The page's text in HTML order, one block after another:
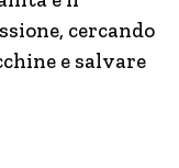
cercando
e salvare